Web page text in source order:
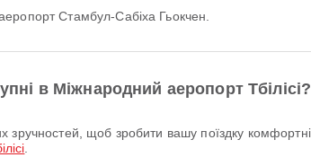
Стамбул-Сабіха Гьокчен.
в Міжнародний аеропорт Тбілісі?